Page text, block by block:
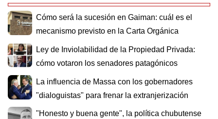
Cómo será la sucesión en Gaiman: cuál es el
mecanismo previsto en la Carta Orgánica
Ley de Inviolabilidad de la Propiedad Privada:
cómo votaron los senadores patagónicos
La influencia de Massa con los gobernadores
"dialoguistas" para frenar la extranjerización
"Honesto y buena gente", la política chubutense